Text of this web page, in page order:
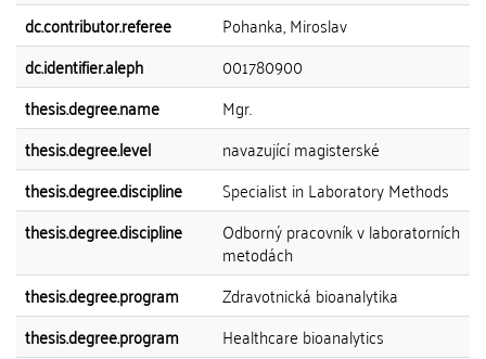
dc.contributor.referee
Pohanka, Miroslav
dc.identifier.aleph
001780900
thesis.degree.name
Mgr.
thesis.degree.level
navazující magisterské
thesis.degree.discipline
Specialist in Laboratory Methods
thesis.degree.discipline
Odborný pracovník v laboratorních
metodách
thesis.degree.program
Zdravotnická bioanalytika
thesis.degree.program
Healthcare bioanalytics